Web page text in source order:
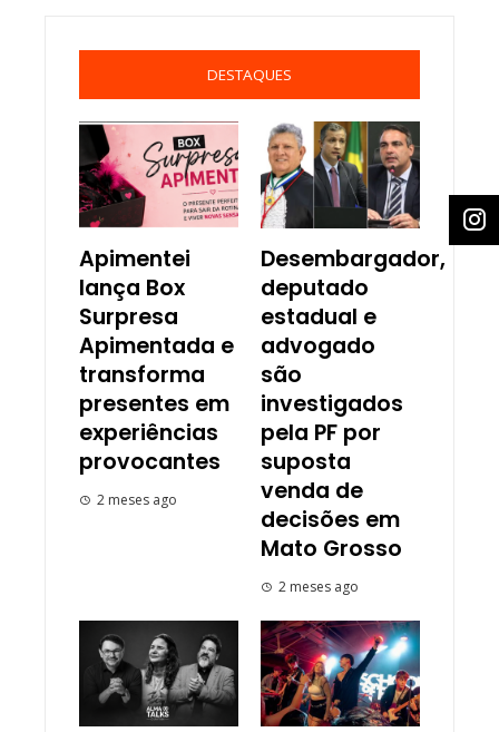
DESTAQUES
Apimentei
lança Box
Surpresa
Apimentada e
transforma
presentes em
experiências
provocantes
2 meses ago
Desembargador,
deputado
estadual e
advogado
são
investigados
pela PF por
suposta
venda de
decisões em
Mato Grosso
2 meses ago